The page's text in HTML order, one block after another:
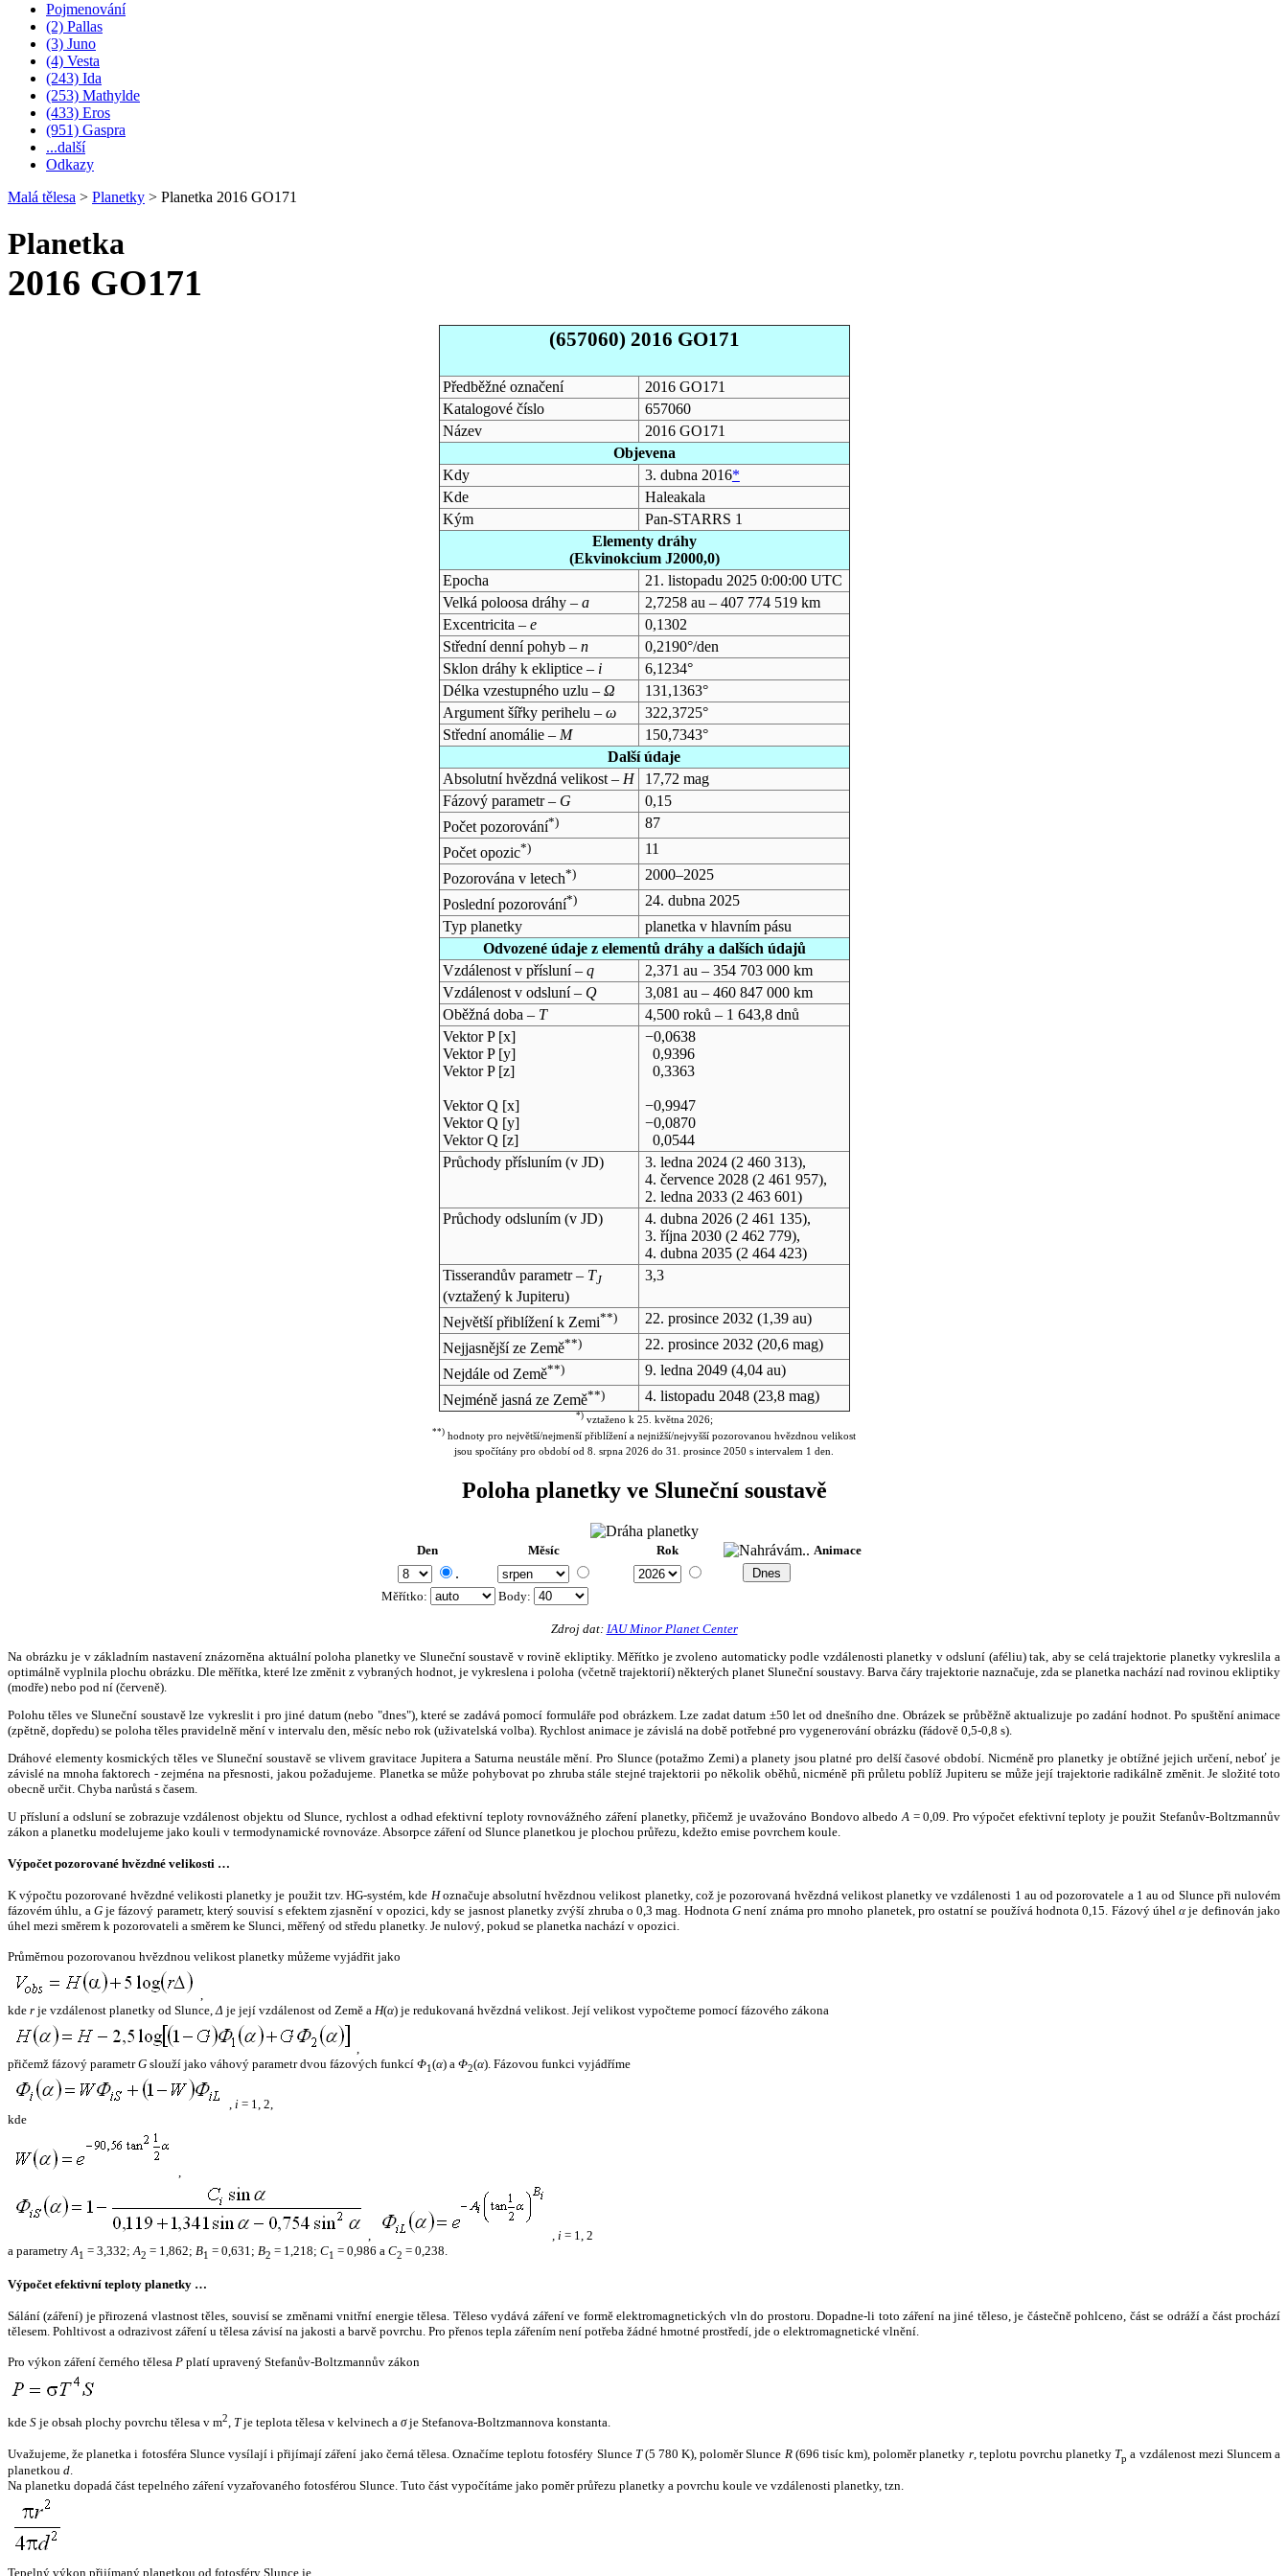
Pojmenování
(2) Pallas
(3) Juno
(4) Vesta
(243) Ida
(253) Mathylde
(433) Eros
(951) Gaspra
...další
Odkazy
Malá tělesa > Planetky > Planetka 2016 GO171
Planetka
2016 GO171
(657060) 2016 GO171
Předběžné označení
2016 GO171
Katalogové číslo
657060
Název
2016 GO171
Objevena
Kdy
3. dubna 2016*
Kde
Haleakala
Kým
Pan-STARRS 1
Elementy dráhy
(Ekvinokcium J2000,0)
Epocha
21. listopadu 2025 0:00:00 UTC
Velká poloosa dráhy – a
2,7258 au – 407 774 519 km
Excentricita – e
0,1302
Střední denní pohyb – n
0,2190°/den
Sklon dráhy k ekliptice – i
6,1234°
Délka vzestupného uzlu – Ω
131,1363°
Argument šířky perihelu – ω
322,3725°
Střední anomálie – M
150,7343°
Další údaje
Absolutní hvězdná velikost – H
17,72 mag
Fázový parametr – G
0,15
Počet pozorování*)
87
Počet opozic*)
11
Pozorována v letech*)
2000–2025
Poslední pozorování*)
24. dubna 2025
Typ planetky
planetka v hlavním pásu
Odvozené údaje z elementů dráhy a dalších údajů
Vzdálenost v přísluní – q
2,371 au – 354 703 000 km
Vzdálenost v odsluní – Q
3,081 au – 460 847 000 km
Oběžná doba – T
4,500 roků – 1 643,8 dnů
Vektor P [x]
Vektor P [y]
Vektor P [z]
Vektor Q [x]
Vektor Q [y]
Vektor Q [z]
−0,0638
0,9396
0,3363
−0,9947
−0,0870
0,0544
Průchody přísluním (v JD) 3. ledna 2024(2 460 313),
4. července 2028(2 461 957),
2. ledna 2033(2 463 601)
Průchody odsluním (v JD) 4. dubna 2026(2 461 135),
3. října 2030(2 462 779),
4. dubna 2035(2 464 423)
Tisserandův parametr – TJ
(vztažený k Jupiteru)
3,3
Největší přiblížení k Zemi**) 22. prosince 2032 (1,39 au)
Nejjasnější ze Země**) 22. prosince 2032 (20,6 mag)
Nejdále od Země**) 9. ledna 2049(4,04 au)
Nejméně jasná ze Země**) 4. listopadu 2048(23,8 mag)
*)vztaženo k 25. května 2026;
**) hodnoty pro největší/nejmenší přiblížení a nejnižší/nejvyšší pozorovanou hvězdnou velikost
jsou spočítány pro období od 8. srpna 2026 do 31. prosince 2050 s intervalem 1 den.
Poloha planetky ve Sluneční soustavě
Den Měsíc Rok Animace
.
Měřítko: Body:
Zdroj dat: IAU Minor Planet Center
Na obrázku je v základním nastavení znázorněna aktuální poloha planetky ve Sluneční soustavě v rovině ekliptiky. Měřítko je zvoleno automaticky podle vzdálenosti planetky v odsluní (aféliu) tak, aby se celá trajektorie planetky vykreslila a
optimálně vyplnila plochu obrázku. Dle měřítka, které lze změnit z vybraných hodnot, je vykreslena i poloha (včetně trajektorií) některých planet Sluneční soustavy. Barva čáry trajektorie naznačuje, zda se planetka nachází nad rovinou ekliptiky
(modře) nebo pod ní (červeně).
Polohu těles ve Sluneční soustavě lze vykreslit i pro jiné datum (nebo "dnes"), které se zadává pomocí formuláře pod obrázkem. Lze zadat datum ±50 let od dnešního dne. Obrázek se průběžně aktualizuje po zadání hodnot. Po spuštění animace
(zpětně, dopředu) se poloha těles pravidelně mění v intervalu den, měsíc nebo rok (uživatelská volba). Rychlost animace je závislá na době potřebné pro vygenerování obrázku (řádově 0,5-0,8 s).
Dráhové elementy kosmických těles ve Sluneční soustavě se vlivem gravitace Jupitera a Saturna neustále mění. Pro Slunce (potažmo Zemi) a planety jsou platné pro delší časové období. Nicméně pro planetky je obtížné jejich určení, neboť je
závislé na mnoha faktorech - zejména na přesnosti, jakou požadujeme. Planetka se může pohybovat po zhruba stále stejné trajektorii po několik oběhů, nicméně při průletu poblíž Jupiteru se může její trajektorie radikálně změnit. Je složité toto
obecně určit. Chyba narůstá s časem.
U přísluní a odsluní se zobrazuje vzdálenost objektu od Slunce, rychlost a odhad efektivní teploty rovnovážného záření planetky, přičemž je uvažováno Bondovo albedo A = 0,09. Pro výpočet efektivní teploty je použit Stefanův-Boltzmannův
zákon a planetku modelujeme jako kouli v termodynamické rovnováze. Absorpce záření od Slunce planetkou je plochou průřezu, kdežto emise povrchem koule.
Výpočet pozorované hvězdné velikosti …
K výpočtu pozorované hvězdné velikosti planetky je použit tzv. HG-systém, kde Hoznačuje absolutní hvězdnou velikost planetky, což je pozorovaná hvězdná velikost planetky ve vzdálenosti 1 au od pozorovatele a 1 au od Slunce při nulovém
fázovém úhlu, a Gje fázový parametr, který souvisí s efektem zjasnění v opozici, kdy se jasnost planetky zvýší zhruba o 0,3 mag. HodnotaG není známa pro mnoho planetek, pro ostatní se používá hodnota 0,15. Fázový úhelα je definován jako
úhel mezi směrem k pozorovateli a směrem ke Slunci, měřený od středu planetky. Je nulový, pokud se planetka nachází v opozici.
Průměrnou pozorovanou hvězdnou velikost planetky můžeme vyjádřit jako
,
kde r je vzdálenost planetky od Slunce,Δ je její vzdálenost od Země a H(α) je redukovaná hvězdná velikost. Její velikost vypočteme pomocí fázového zákona
,
přičemž fázový parametrG slouží jako váhový parametr dvou fázových funkcí Φ1(α) a Φ2(α). Fázovou funkci vyjádříme
, i = 1, 2,
kde
,
, , i = 1, 2
a parametryA1 = 3,332;A2 = 1,862; B1 = 0,631; B2 = 1,218; C1 = 0,986 a C2 = 0,238.
Výpočet efektivní teploty planetky …
Sálání (záření) je přirozená vlastnost těles, souvisí se změnami vnitřní energie tělesa. Těleso vydává záření ve formě elektromagnetických vln do prostoru. Dopadne-li toto záření na jiné těleso, je částečně pohlceno, část se odráží a část prochází
tělesem. Pohltivost a odrazivost záření u tělesa závisí na jakosti a barvě povrchu. Pro přenos tepla zářením není potřeba žádné hmotné prostředí, jde o elektromagnetické vlnění.
Pro výkon záření černého tělesa P platí upravený Stefanův-Boltzmannův zákon
kde S je obsah plochy povrchu tělesa v m2, Tje teplota tělesa v kelvinech a σje Stefanova-Boltzmannova konstanta.
Uvažujeme, že planetka i fotosféra Slunce vysílají i přijímají záření jako černá tělesa. Označíme teplotu fotosféry Slunce T(5 780 K), poloměr Slunce R(696 tisíc km), poloměr planetky r, teplotu povrchu planetky Tp a vzdálenost mezi Sluncem a
planetkou d.
Na planetku dopadá část tepelného záření vyzařovaného fotosférou Slunce. Tuto část vypočítáme jako poměr průřezu planetky a povrchu koule ve vzdálenosti planetky, tzn.
Tepelný výkon přijímaný planetkou od fotosféry Slunce je